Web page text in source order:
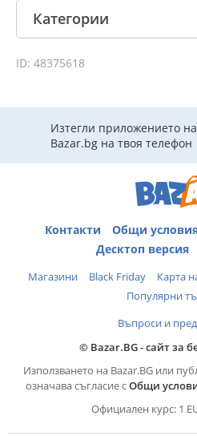
Категории
ID: 48375618
Изтегли приложението на
Bazar.bg на твоя телефон
Контакти Общи
Десктоп версия
Магазини Black Friday Карта
Популярни
Въпроси и
© Bazar.BG - сайт за
Използването на Bazar.BG или
означава съгласие сОбщи
Официален курс: 1